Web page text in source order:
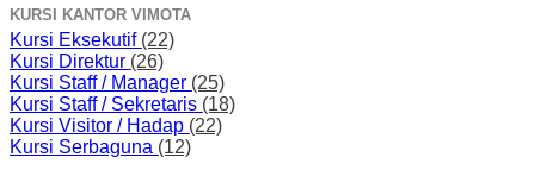
KURSI KANTOR VIMOTA
Kursi Eksekutif (22)
Kursi Direktur (26)
Kursi Staff / Manager (25)
Kursi Staff / Sekretaris (18)
Kursi Visitor / Hadap (22)
Kursi Serbaguna (12)